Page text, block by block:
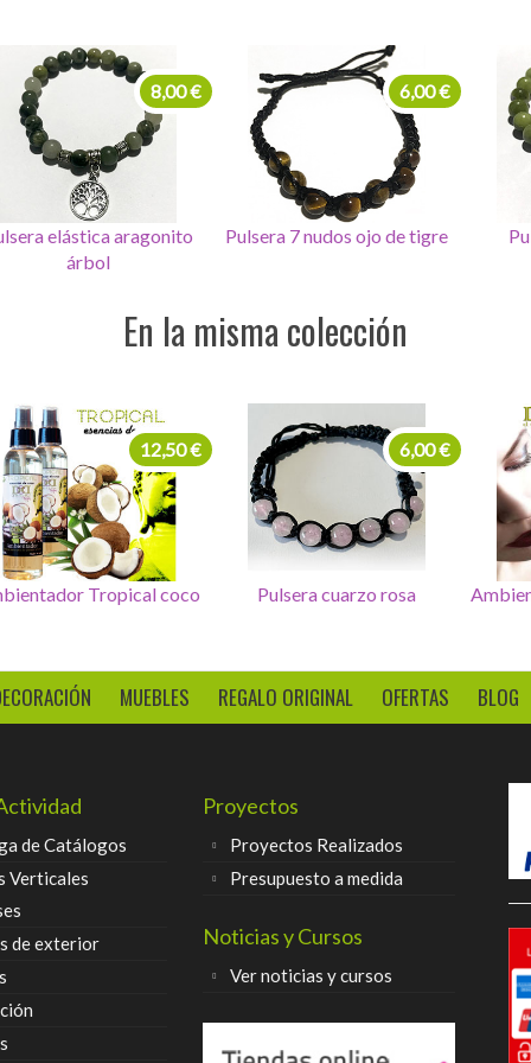
7 nudos ojo de tigre
6,00 €
Pulsera jade fatima
8,00 €
En la misma colección
Bosque, frutos
12,50 €
Ambientador Tropical coco
12,50 €
MUEBLES REGALO ORIGINAL OFERTAS BLOG
de Catálogos
Verticales
de exterior
Proyectos
Proyectos Realizados
Presupuesto a medida
Noticias y Cursos
Ver noticias y cursos